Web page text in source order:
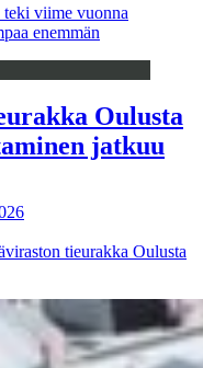
viime vuonna
enemmän
Oulusta
jatkuu
tieurakka Oulusta